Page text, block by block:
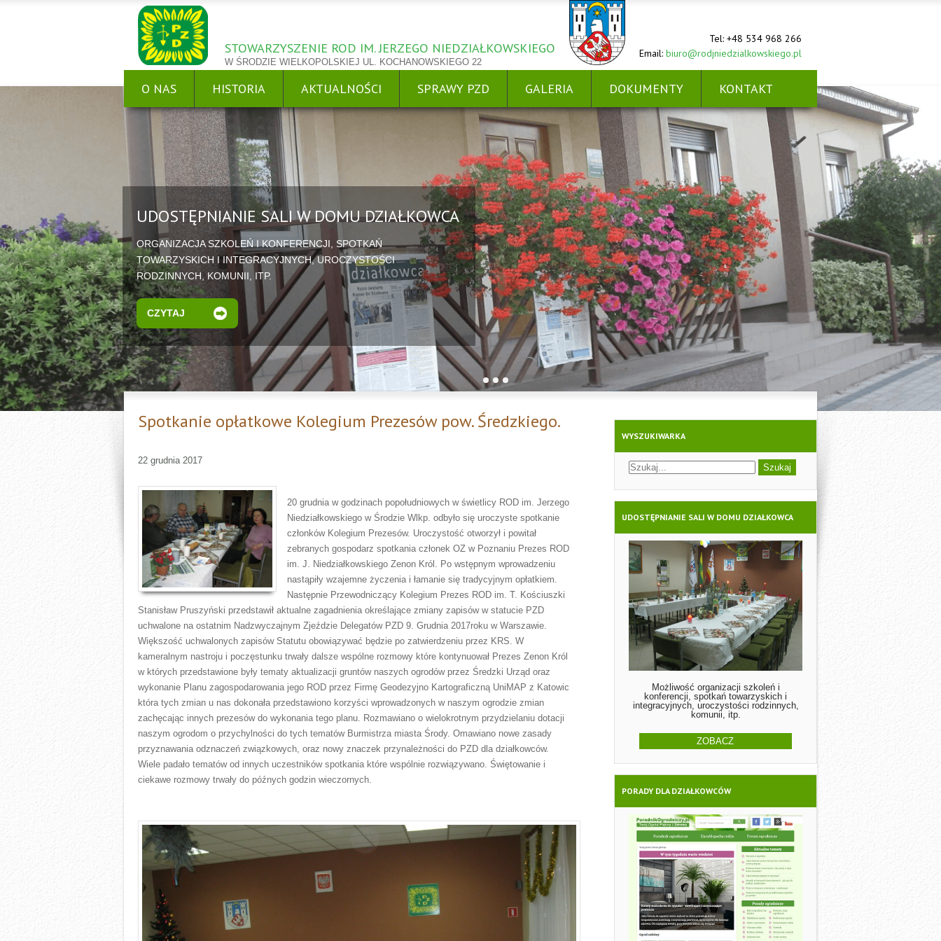
STOWARZYSZENIE ROD IM. JERZEGO NIEDZIAŁKOWSKIEGO
W ŚRODZIE WIELKOPOLSKIEJ UL. KOCHANOWSKIEGO 22
Tel: +48 534 968 266
Email: biuro@rodjniedzialkowskiego.pl
O NAS HISTORIA AKTUALNOŚCI SPRAWY PZD GALERIA DOKUMENTY KONTAKT
UDOSTĘPNIANIE SALI W DOMU DZIAŁKOWCA
ORGANIZACJA SZKOLEŃ I KONFERENCJI, SPOTKAŃ
TOWARZYSKICH I INTEGRACYJNYCH, UROCZYSTOŚCI
RODZINNYCH, KOMUNII, ITP.
CZYTAJ
Spotkanie opłatkowe Kolegium Prezesów pow. Średzkiego.
22 grudnia 2017
20 grudnia w godzinach popołudniowych w świetlicy ROD im. Jerzego
Niedziałkowskiego w Środzie Wlkp. odbyło się uroczyste spotkanie
członków Kolegium Prezesów. Uroczystość otworzył i powitał
zebranych gospodarz spotkania członek OZ w Poznaniu Prezes ROD
im. J. Niedziałkowskiego Zenon Król. Po wstępnym wprowadzeniu
nastąpiły wzajemne życzenia i łamanie się tradycyjnym opłatkiem.
Następnie Przewodniczący Kolegium Prezes ROD im. T. Kościuszki
Stanisław Pruszyński przedstawił aktualne zagadnienia określające zmiany zapisów w statucie PZD
uchwalone na ostatnim Nadzwyczajnym Zjeździe Delegatów PZD 9. Grudnia 2017roku w Warszawie.
Większość uchwalonych zapisów Statutu obowiązywać będzie po zatwierdzeniu przez KRS. W
kameralnym nastroju i poczęstunku trwały dalsze wspólne rozmowy które kontynuował Prezes Zenon Król
w których przedstawione były tematy aktualizacji gruntów naszych ogrodów przez Średzki Urząd oraz
wykonanie Planu zagospodarowania jego ROD przez Firmę Geodezyjno Kartograficzną UniMAP z Katowic
która tych zmian u nas dokonała przedstawiono korzyści wprowadzonych w naszym ogrodzie zmian
zachęcając innych prezesów do wykonania tego planu. Rozmawiano o wielokrotnym przydzielaniu dotacji
naszym ogrodom o przychylności do tych tematów Burmistrza miasta Środy. Omawiano nowe zasady
przyznawania odznaczeń związkowych, oraz nowy znaczek przynależności do PZD dla działkowców.
Wiele padało tematów od innych uczestników spotkania które wspólnie rozwiązywano. Świętowanie i
ciekawe rozmowy trwały do późnych godzin wieczornych.
WYSZUKIWARKA
UDOSTĘPNIANIE SALI W DOMU DZIAŁKOWCA
Możliwość organizacji szkoleń i
konferencji, spotkań towarzyskich i
integracyjnych, uroczystości rodzinnych,
komunii, itp.
ZOBACZ
PORADY DLA DZIAŁKOWCÓW